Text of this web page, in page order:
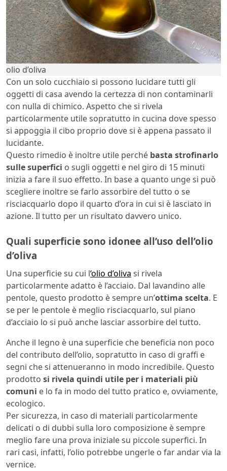
olio d’oliva
Con un solo cucchiaio si possono lucidare tutti gli
oggetti di casa avendo la certezza di non contaminarli
con nulla di chimico. Aspetto che si rivela
particolarmente utile sopratutto in cucina dove spesso
si appoggia il cibo proprio dove si è appena passato il
lucidante.
Questo rimedio è inoltre utile perché basta strofinarlo
sulle superfici o sugli oggetti e nel giro di 15 minuti
inizia a fare il suo effetto. In base a quanto unge si può
scegliere inoltre se farlo assorbire del tutto o se
risciacquarlo dopo il quarto d’ora in cui si è lasciato in
azione. Il tutto per un risultato davvero unico.
Quali superficie sono idonee all’uso dell’olio
d’oliva
Una superficie su cui l‘olio d’oliva si rivela
particolarmente adatto è l’acciaio. Dal lavandino alle
pentole, questo prodotto è sempre un’ottima scelta. E
se per le pentole è meglio risciacquarlo, sul piano
d’acciaio lo si può anche lasciar assorbire del tutto.
Anche il legno è una superficie che beneficia non poco
del contributo dell’olio, sopratutto in caso di graffi e
segni che si attenueranno in modo incredibile. Questo
prodotto si rivela quindi utile per i materiali più
comuni e lo fa in modo del tutto pratico e, ovviamente,
ecologico.
Per sicurezza, in caso di materiali particolarmente
delicati o di dubbi sulla loro composizione è sempre
meglio fare una prova iniziale su piccole superfici. In
rari casi, infatti, l’olio potrebbe ungerle o far andar via la
vernice.